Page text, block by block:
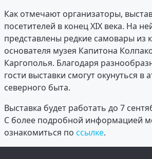
Как отмечают организаторы,
посетителей в конец XIX века. На
представлены редкие самовары из
основателя музея Капитона
Каргополья. Благодаря
гости выставки смогут окунуться в
северного быта.
Выставка будет работать до 7
С более подробной информацией
ознакомиться по ссылке.